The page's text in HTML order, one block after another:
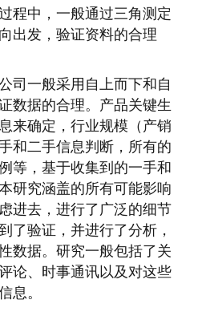
程中，一般通过三角测定
出发，验证资料的合理
司一般采用自上而下和自
数据的合理。产品关键生
来确定，行业规模（产销
和二手信息判断，所有的
等，基于收集到的一手和
研究涵盖的所有可能影响
进去，进行了广泛的细节
了验证，并进行了分析，
数据。研究一般包括了关
论、时事通讯以及对这些
息。